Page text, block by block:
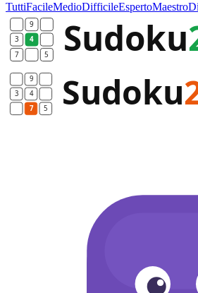
TuttiFacileMedioDifficileEspertoMaestro